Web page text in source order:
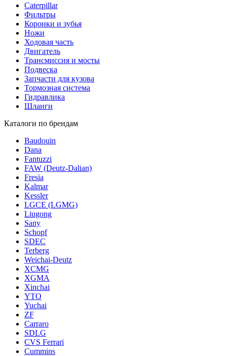
Caterpillar
Фильтры
Коронки и зубья
Ножи
Ходовая часть
Двигатель
Трансмиссия и мосты
Подвеска
Запчасти для кузова
Тормозная система
Гидравлика
Шланги
Каталоги по брендам
Baudouin
Dana
Fantuzzi
FAW (Deutz-Dalian)
Fresia
Kalmar
Kessler
LGCE (LGMG)
Liugong
Sany
Schopf
SDEC
Terberg
Weichai-Deutz
XCMG
XGMA
Xinchai
YTO
Yuchai
ZF
Carraro
SDLG
CVS Ferrari
Cummins